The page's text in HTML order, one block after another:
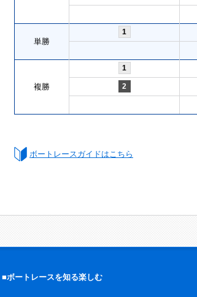
単勝
1
複勝
1
2
ボートレースガイドはこちら
■ボートレースを知る楽しむ